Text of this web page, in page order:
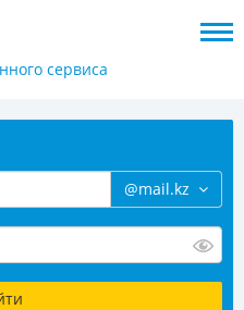
сервиса
@mail.kz